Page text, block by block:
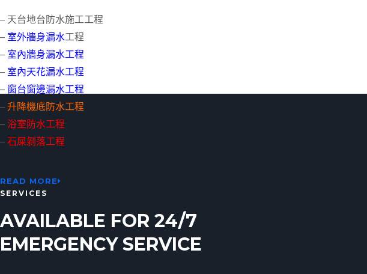
– 天台地台防水施工工程
– 室外牆身漏水工程
– 室內牆身漏水工程
– 室內天花漏水工程
– 窗台窗邊漏水工程
– 升降機底防水工程
– 浴室防水工程
– 石屎剝落工程
READ MORE
SERVICES
AVAILABLE FOR 24/7
EMERGENCY SERVICE